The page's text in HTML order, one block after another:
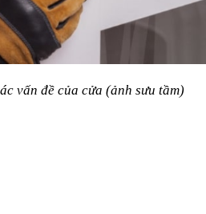
vấn đề của cửa (ảnh sưu tầm)